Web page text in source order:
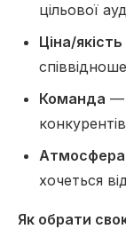
цільової
Ціна/якість
Команда —
конкурентів
Атмосфера
хочеться
Як обрати